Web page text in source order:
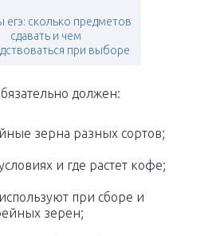
егэ: сколько предметов
сдавать и чем
при выборе
должен:
зерна разных сортов;
и где растет кофе;
при сборе и
зерен;